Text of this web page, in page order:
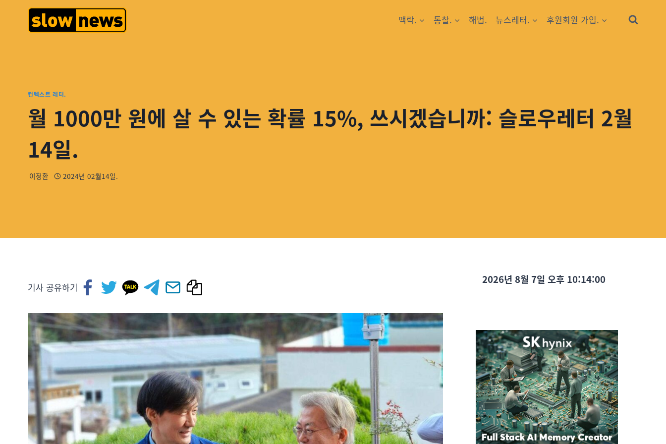
맥락. 통찰. 해법. 뉴스레터. 후원회원 가입.
컨텍스트 레터.
월 1000만 원에 살 수 있는 확률 15%, 쓰시겠습니까: 슬로우레터 2월
14일.
이정환 2024년 02월14일.
기사 공유하기
2026년 8월 7일 오후 10:14:02